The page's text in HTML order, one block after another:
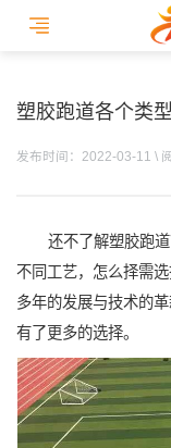
塑胶跑道各个类
发布时间：2022-03-11 \
还不了解塑胶跑
不同工艺，怎么择需
多年的发展与技术的
有了更多的选择。